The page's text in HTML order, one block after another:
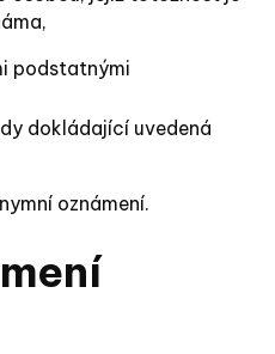
podstatnými
dokládající uvedená
oznámení.